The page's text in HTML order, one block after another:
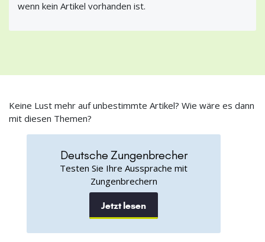
wenn kein Artikel vorhanden ist.
Keine Lust mehr auf unbestimmte Artikel? Wie wäre es dann
mit diesen Themen?
Deutsche Zungenbrecher
Testen Sie Ihre Aussprache mit
Zungenbrechern
Jetzt lesen